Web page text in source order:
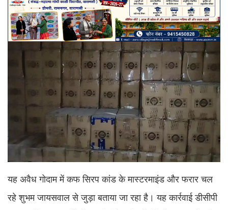
यह अवैध गोदाम में कफ सिरप कांड के मास्टरमाइंड और फरार चल
रहे शुभम जायसवाल से जुड़ा बताया जा रहा है। यह कार्रवाई डीसीपी